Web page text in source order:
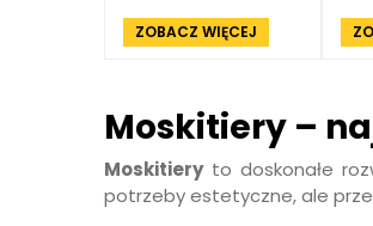
ZOBACZ WIĘCEJ
Moskitiery –
Moskitieryto doskonałe
potrzeby estetyczne, ale